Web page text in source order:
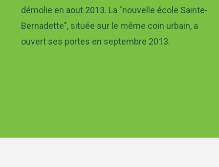
démolie en aout 2013. La "nouvelle école Sainte-
Bernadette", située sur le même coin urbain, a
ouvert ses portes en septembre 2013.